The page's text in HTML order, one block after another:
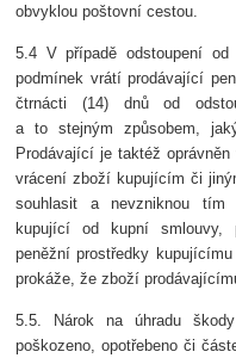
obvyklou poštovní cestou.
5.4 V případě odstoupení
podmínek vrátí prodávající
čtrnácti (14) dnů od
a to stejným způsobem,
Prodávající je taktéž
vrácení zboží kupujícím či
souhlasit a nevzniknou tím
kupující od kupní smlouvy,
peněžní prostředky
prokáže, že zboží
5.5. Nárok na úhradu
poškozeno, opotřebeno či